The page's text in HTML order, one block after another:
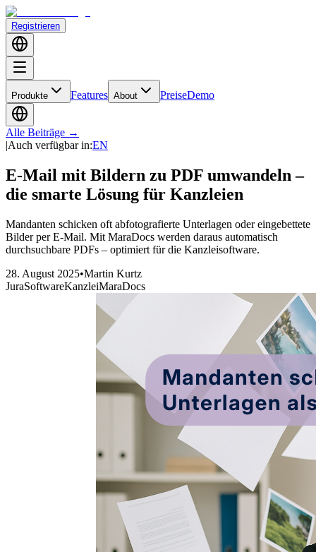
Registrieren
Produkte Features About PreiseDemo
Alle Beiträge →
|Auch verfügbar in:EN
E-Mail mit Bildern zu PDF umwandeln –
die smarte Lösung für Kanzleien
Mandanten schicken oft abfotografierte Unterlagen oder eingebettete
Bilder per E-Mail. Mit MaraDocs werden daraus automatisch
durchsuchbare PDFs – optimiert für die Kanzleisoftware.
28. August 2025•Martin Kurtz
JuraSoftwareKanzleiMaraDocs